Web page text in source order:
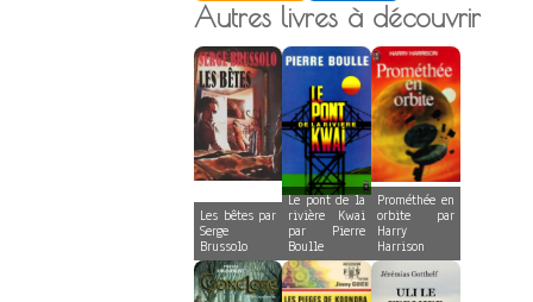
Autres livres à découvrir
Les bêtes par
Serge
Brussolo
Le pont de la
rivière Kwai
par Pierre
Boulle
Prométhée en
orbite par
Harry
Harrison